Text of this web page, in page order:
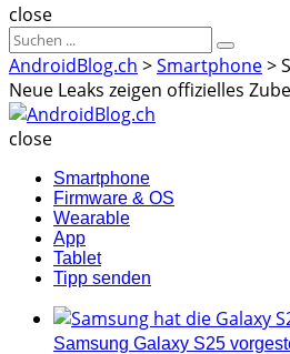
Suche
close
Sucheergebnisse
für
Suche
AndroidBlog.ch >Smartphone>
Neue Leaks zeigen offizielles
close
Smartphone
Firmware & OS
Wearable
App
Tablet
Tipp senden
Samsung Galaxy S25